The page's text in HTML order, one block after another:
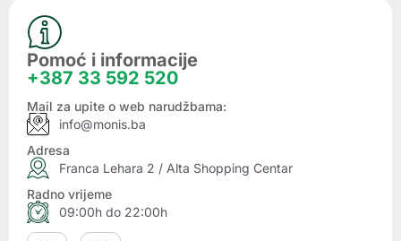
Pomoć i informacije
+387 33 592 520
Mail za upite o web narudžbama:
info@monis.ba
Adresa
Franca Lehara 2 / Alta Shopping Centar
Radno vrijeme
09:00h do 22:00h